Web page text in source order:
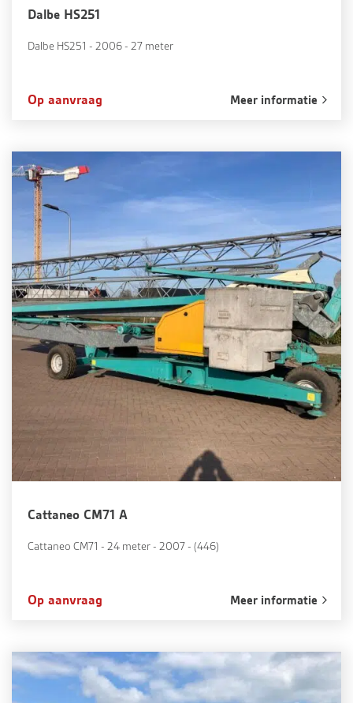
Dalbe HS251
Dalbe HS251 - 2006 - 27 meter
Op aanvraag Meer informatie
Cattaneo CM71 A
Cattaneo CM71 - 24 meter - 2007 - (446)
Op aanvraag Meer informatie